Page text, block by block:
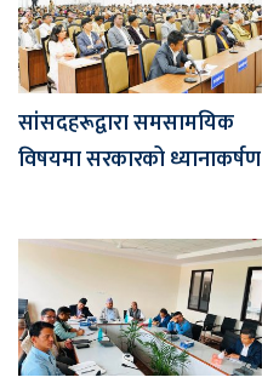
सांसदहरूद्वारा समसामयिक
विषयमा सरकारको ध्यानाकर्षण